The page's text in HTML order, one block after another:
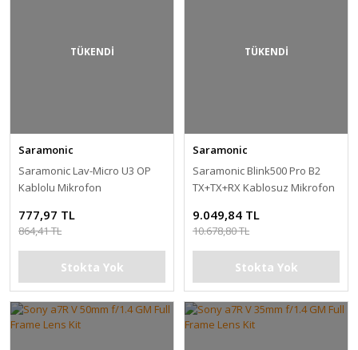
TÜKENDİ
Saramonic
Saramonic Lav-Micro U3 OP
Kablolu Mikrofon
777,97 TL
864,41 TL
Stokta Yok
TÜKENDİ
Saramonic
Saramonic Blink500 Pro B2
TX+TX+RX Kablosuz Mikrofon
9.049,84 TL
10.678,80 TL
Stokta Yok